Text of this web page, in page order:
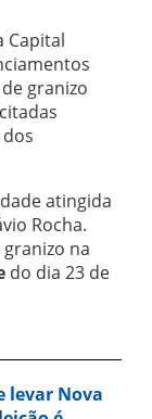
Capital
granizo
atingida
Rocha.
na
do dia 23 de
levar Nova